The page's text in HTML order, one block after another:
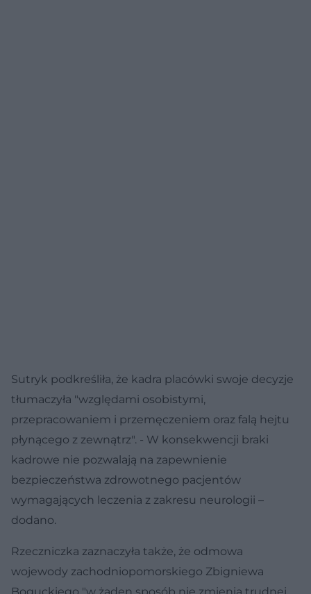
Sutryk podkreśliła, że kadra placówki swoje decyzje
tłumaczyła "względami osobistymi,
przepracowaniem i przemęczeniem oraz falą hejtu
płynącego z zewnątrz". - W konsekwencji braki
kadrowe nie pozwalają na zapewnienie
bezpieczeństwa zdrowotnego pacjentów
wymagających leczenia z zakresu neurologii –
dodano.
Rzeczniczka zaznaczyła także, że odmowa
wojewody zachodniopomorskiego Zbigniewa
Boguckiego "w żaden sposób nie zmienia trudnej